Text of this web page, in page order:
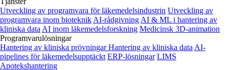
Utveckling av programvara för läkemedelsindustrin Utveckling av
programvara inom bioteknik AI-rådgivning AI & ML i hantering av
kliniska data AI inom läkemedelsforskning Medicinsk 3D-animation
Programvarulösningar
Hantering av kliniska prövningarHantering av kliniska data AI-
pipelines för läkemedelsupptäckt ERP-lösningar LIMS
Apotekshantering